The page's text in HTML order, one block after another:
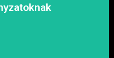
távú és fenntartható